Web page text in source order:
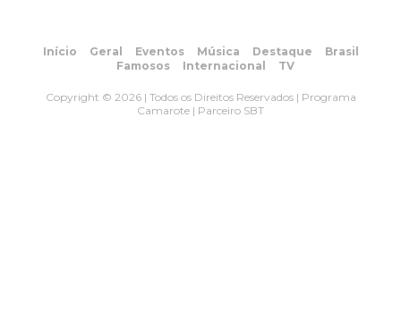
Início Geral Eventos Música Destaque
Brasil
Famosos
Internacional TV
Copyright © 2026 | Todos os Direitos Reservados | Programa
Camarote | Parceiro SBT